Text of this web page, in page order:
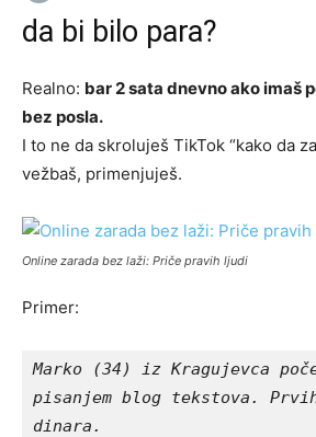
da bi bilo para?
Realno: bar 2 sata dnevno ako imaš
bez posla.
I to ne da skroluješ TikTok “kako da
vežbaš, primenjuješ.
Online zarada bez laži: Priče pravih ljudi
Primer:
Marko (34) iz Kragujevca
pisanjem blog tekstova.
dinara.